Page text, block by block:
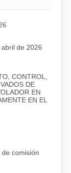
de 2026
CONTROL,
DE
EN
EN EL
comisión